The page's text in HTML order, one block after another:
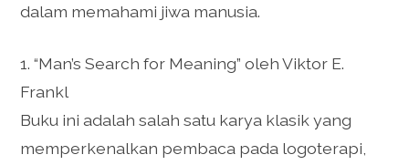
dalam memahami jiwa manusia.
1. “Man’s Search for Meaning” oleh Viktor E.
Frankl
Buku ini adalah salah satu karya klasik yang
memperkenalkan pembaca pada logoterapi,